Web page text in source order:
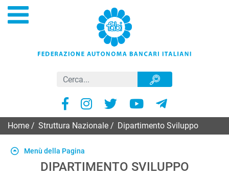
Home Struttura Nazionale Dipartimento Sviluppo
Menù della Pagina
DIPARTIMENTO SVILUPPO